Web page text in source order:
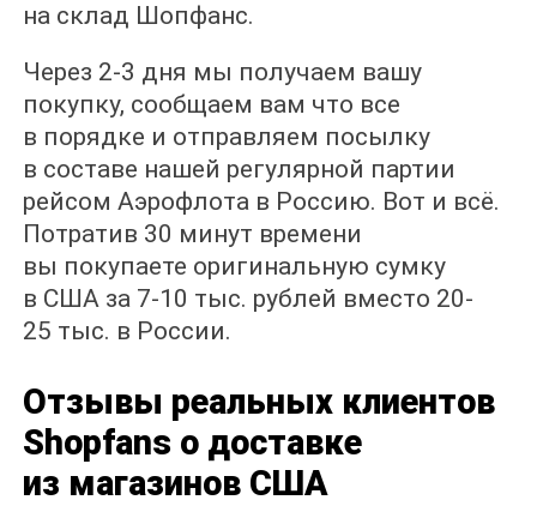
на склад Шопфанс.
Через 2-3 дня мы получаем вашу
покупку, сообщаем вам что все
в порядке и отправляем посылку
в составе нашей регулярной партии
рейсом Аэрофлота в Россию. Вот и всё.
Потратив 30 минут времени
вы покупаете оригинальную сумку
в США за 7-10 тыс. рублей вместо 20-
25 тыс. в России.
Отзывы реальных клиентов
Shopfans о доставке
из магазинов США